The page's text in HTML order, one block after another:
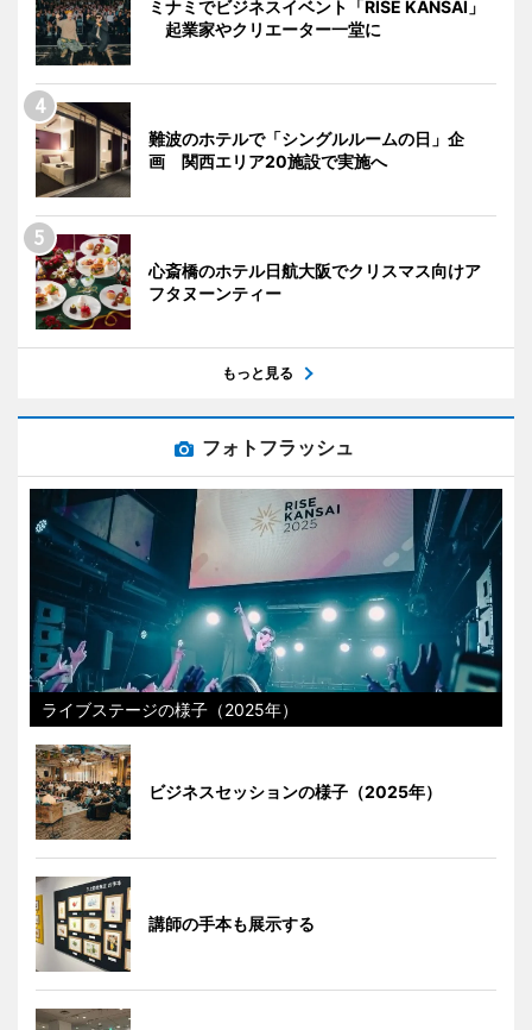
ミナミでビジネスイベント「RISE KANSAI」
起業家やクリエーター一堂に
難波のホテルで「シングルルームの日」企
画 関西エリア20施設で実施へ
心斎橋のホテル日航大阪でクリスマス向けア
フタヌーンティー
もっと見る
フォトフラッシュ
ライブステージの様子（2025年）
ビジネスセッションの様子（2025年）
講師の手本も展示する